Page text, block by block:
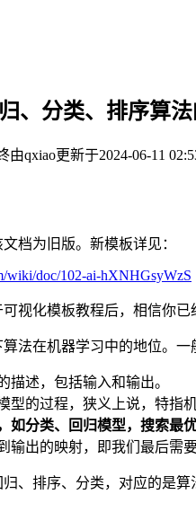
、分类、排序算
由qxiao更新于2024-06-11
文档为旧版。新模板详见：
wiki/doc/102-ai-hXNHGsyWzS
视化模板教程后，相信你
法在机器学习中的地位。一
描述，包括输入和输出。
型的过程，狭义上说，特指
如分类、回归模型，搜索最优
输出的映射，即我们最后需
、排序、分类，对应的是